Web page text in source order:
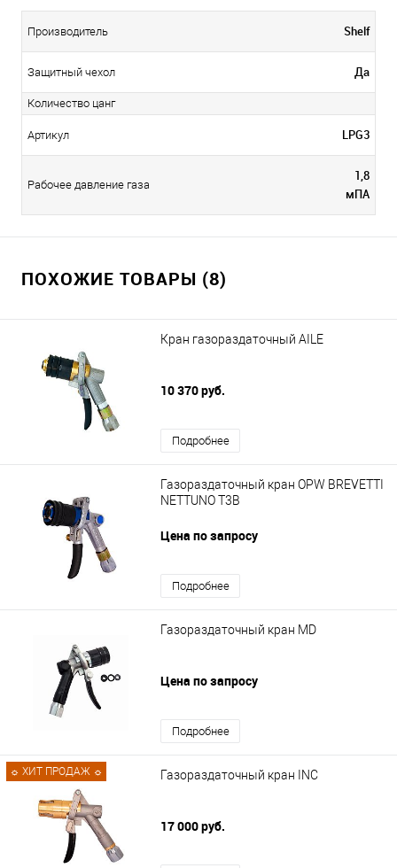
Производитель Shelf
Защитный чехол Да
Количество цанг
Артикул LPG3
Рабочее давление газа
1,8
мПА
ПОХОЖИЕ ТОВАРЫ (8)
Кран газораздаточный AILE
10 370 руб.
Подробнее
Газораздаточный кран OPW BREVETTI
NETTUNO T3B
Цена по запросу
Подробнее
Газораздаточный кран MD
Цена по запросу
Подробнее
☼ ХИТ ПРОДАЖ ☼ Газораздаточный кран INC
17 000 руб.